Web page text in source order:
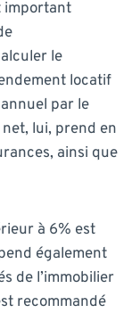
important
le
locatif
par le
lui, prend en
ainsi que
à 6% est
également
de l’immobilier
recommandé